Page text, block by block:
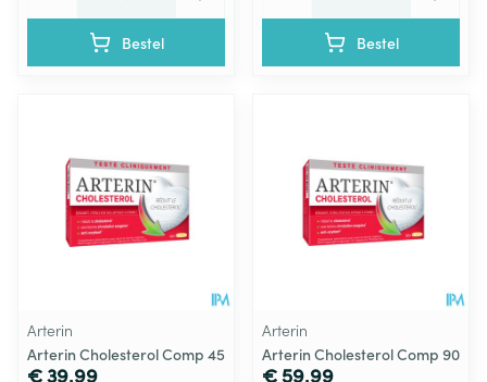
Bestel Bestel
Arterin
Arterin Cholesterol Comp 45
€ 39,99
Arterin
Arterin Cholesterol Comp 90
€ 59,99